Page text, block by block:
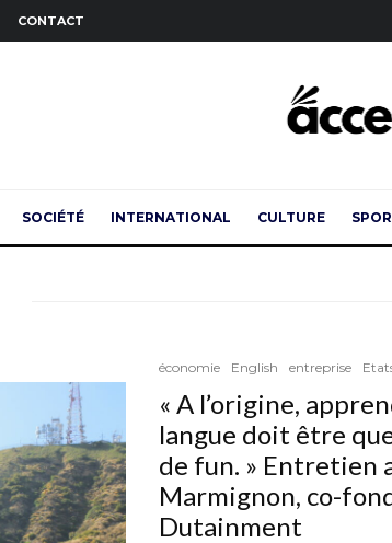
CONTACT
SOCIÉTÉ INTERNATIONAL CULTURE
économie English entreprise
« A l’origine,
langue doit être
de fun. » Entretien
Marmignon, co-
Dutainment